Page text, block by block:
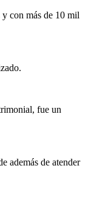
con más de 10 mil
fue un
además de atender